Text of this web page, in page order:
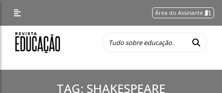
Área do Assinante
TAG: SHAKESPEARE